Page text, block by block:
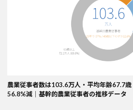
農業従事者数は103.6万人・平均年齢67.7
56.8%減｜基幹的農業従事者の推移データ